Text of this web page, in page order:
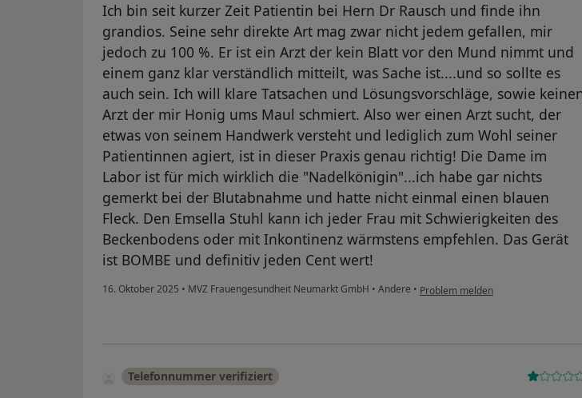
Ich bin seit kurzer Zeit Patientin bei Hern Dr Rausch und finde ihn
grandios. Seine sehr direkte Art mag zwar nicht jedem gefallen, mir
jedoch zu 100 %. Er ist ein Arzt der kein Blatt vor den Mund nimmt und
einem ganz klar verständlich mitteilt, was Sache ist....und so sollte es
auch sein. Ich will klare Tatsachen und Lösungsvorschläge, sowie
Arzt der mir Honig ums Maul schmiert. Also wer einen Arzt sucht, der
etwas von seinem Handwerk versteht und lediglich zum Wohl seiner
Patientinnen agiert, ist in dieser Praxis genau richtig! Die Dame im
Labor ist für mich wirklich die "Nadelkönigin"...ich habe gar nichts
gemerkt bei der Blutabnahme und hatte nicht einmal einen blauen
Fleck. Den Emsella Stuhl kann ich jeder Frau mit Schwierigkeiten des
Beckenbodens oder mit Inkontinenz wärmstens empfehlen. Das Gerät
ist BOMBE und definitiv jeden Cent wert!
16. Oktober 2025 • MVZ Frauengesundheit Neumarkt GmbH • Andere • Problem melden
Telefonnummer verifiziert